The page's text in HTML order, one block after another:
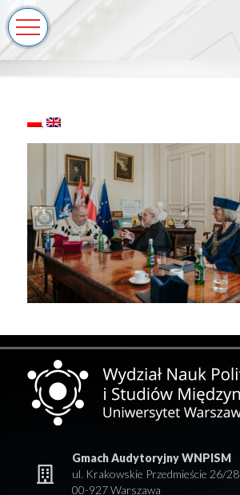
Gmach Audytoryjny WNPISM
ul. Krakowskie Przedmieście 26/28
00-927 Warszawa